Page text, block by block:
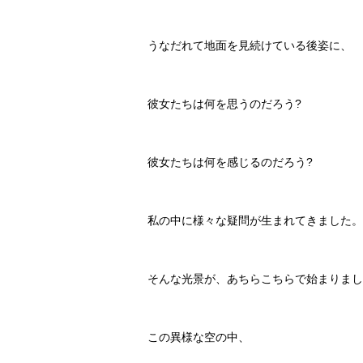
うなだれて地面を見続けている後姿に、
彼女たちは何を思うのだろう?
彼女たちは何を感じるのだろう?
私の中に様々な疑問が生まれてきました。
そんな光景が、あちらこちらで始まりま
この異様な空の中、